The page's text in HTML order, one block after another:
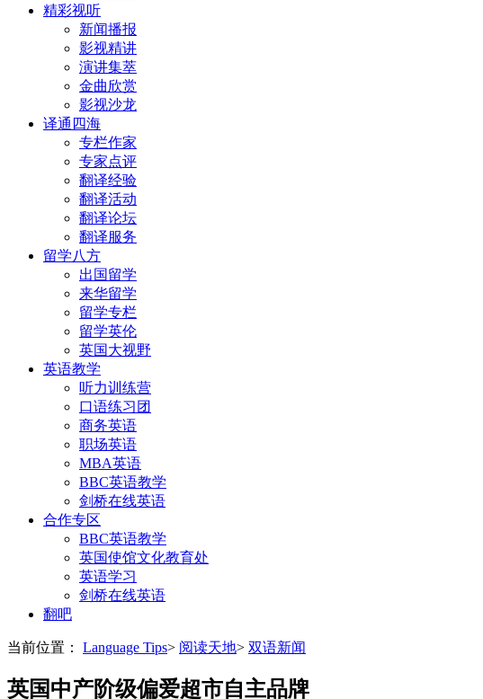
精彩视听
新闻播报
影视精讲
演讲集萃
金曲欣赏
影视沙龙
译通四海
专栏作家
专家点评
翻译经验
翻译活动
翻译论坛
翻译服务
留学八方
出国留学
来华留学
留学专栏
留学英伦
英国大视野
英语教学
听力训练营
口语练习团
商务英语
职场英语
MBA英语
BBC英语教学
剑桥在线英语
合作专区
BBC英语教学
英国使馆文化教育处
英语学习
剑桥在线英语
翻吧
当前位置： Language Tips> 阅读天地> 双语新闻
英国中产阶级偏爱超市自主品牌